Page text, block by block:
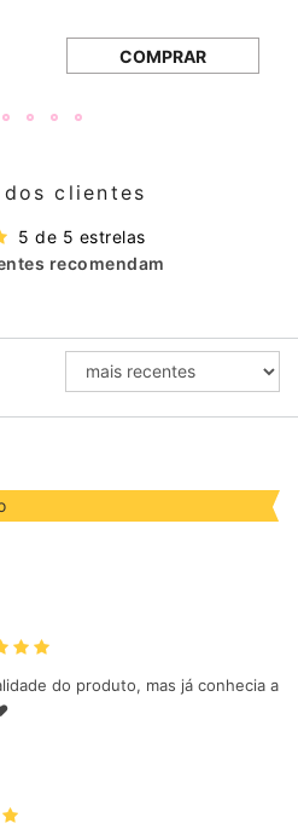
COMPRAR
clientes
5 de 5 estrelas
recomendam
ORDENAR
do produto, mas já conhecia a